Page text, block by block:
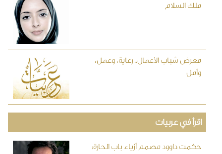
ملك السلام
معرض شباب الأعمال.. رعاية، وعمل،
وأمل
اقرأ في عربيات
حكمت داوود مصمم أزياء باب الحارة: